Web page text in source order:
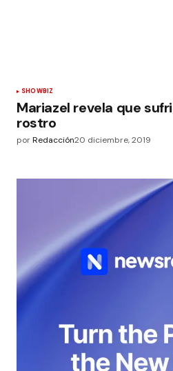
SHOWBIZ
Mariazel revela que
rostro
porRedacción20 diciembre, 2019